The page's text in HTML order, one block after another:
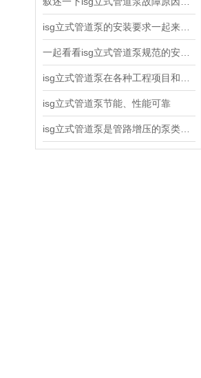
isg立式管道泵节能、性能可靠